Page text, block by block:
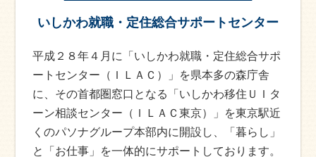
いしかわ就職・定住総合サポートセンター
平成２８年４月に「いしかわ就職・定住総合サポ
ートセンター（ＩＬＡＣ）」を県本多の森庁舎
に、その首都圏窓口となる「いしかわ移住ＵＩタ
ーン相談センター（ＩＬＡＣ東京）」を東京駅近
くのパソナグループ本部内に開設し、「暮らし」
と「お仕事」を一体的にサポートしております。